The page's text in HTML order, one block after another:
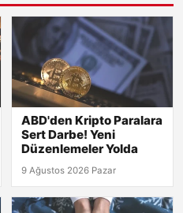
ABD'den Kripto Paralara
Sert Darbe! Yeni
Düzenlemeler Yolda
9 Ağustos 2026 Pazar